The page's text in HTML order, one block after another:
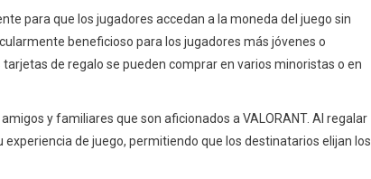
para que los jugadores accedan a la moneda del juego sin
beneficioso para los jugadores más jóvenes o
de regalo se pueden comprar en varios minoristas o en
y familiares que son aficionados a VALORANT. Al regalar
de juego, permitiendo que los destinatarios elijan los